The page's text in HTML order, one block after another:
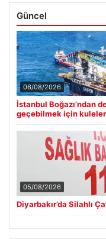
Güncel
06/08/2026
İstanbul Boğazı’ndan
geçebilmek için
05/08/2026
Diyarbakır’da Silahlı